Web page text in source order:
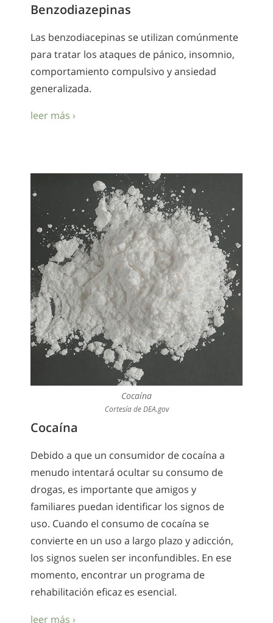
Benzodiazepinas
Las benzodiacepinas se utilizan comúnmente
para tratar los ataques de pánico, insomnio,
comportamiento compulsivo y ansiedad
generalizada.
leer más ›
Cocaína
Cortesía de DEA.gov
Cocaína
Debido a que un consumidor de cocaína a
menudo intentará ocultar su consumo de
drogas, es importante que amigos y
familiares puedan identificar los signos de
uso. Cuando el consumo de cocaína se
convierte en un uso a largo plazo y adicción,
los signos suelen ser inconfundibles. En ese
momento, encontrar un programa de
rehabilitación eficaz es esencial.
leer más ›